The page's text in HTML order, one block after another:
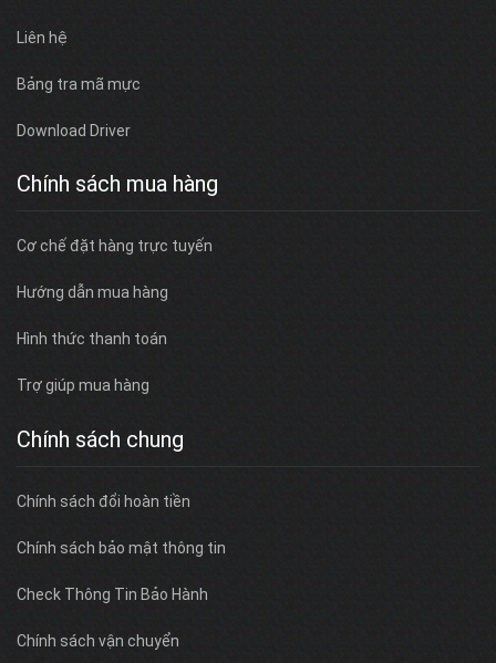
Liên hệ
Bảng tra mã mực
Download Driver
Chính sách mua hàng
Cơ chế đặt hàng trực tuyến
Hướng dẫn mua hàng
Hình thức thanh toán
Trợ giúp mua hàng
Chính sách chung
Chính sách đổi hoàn tiền
Chính sách bảo mật thông tin
Check Thông Tin Bảo Hành
Chính sách vận chuyển